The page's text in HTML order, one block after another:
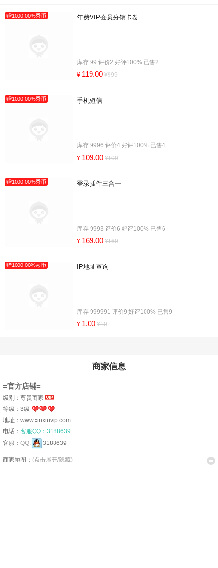
赠1000.00%秀币 年费VIP会员分销卡卷
库存 99 评价2 好评100% 已售2
¥ 119.00 ¥999
赠1000.00%秀币 手机短信
库存 9996 评价4 好评100% 已售4
¥ 109.00 ¥109
赠1000.00%秀币 登录插件三合一
库存 9993 评价6 好评100% 已售6
¥ 169.00 ¥169
赠1000.00%秀币 IP地址查询
库存 999991 评价9 好评100% 已售9
¥ 1.00 ¥10
商家信息
=官方店铺=
级别：尊贵商家
等级：3级
地址：www.xinxiuvip.com
电话： 客服QQ：3188639
客服： QQ: 3188639
商家地图： (点击展开/隐藏)